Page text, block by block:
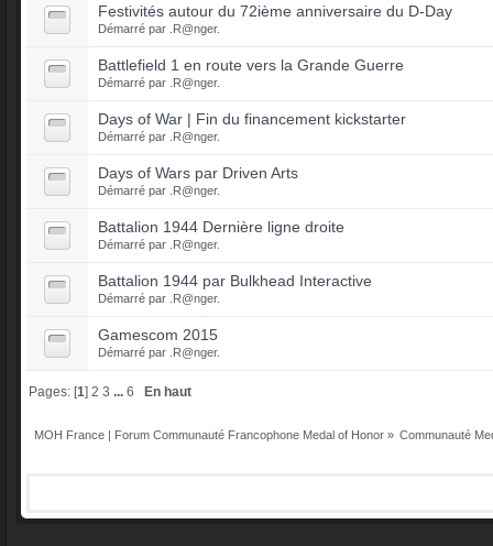
Festivités autour du 72ième anniversaire du D-Day
Démarré par .R@nger.
Battlefield 1 en route vers la Grande Guerre
Démarré par .R@nger.
Days of War | Fin du financement kickstarter
Démarré par .R@nger.
Days of Wars par Driven Arts
Démarré par .R@nger.
Battalion 1944 Dernière ligne droite
Démarré par .R@nger.
Battalion 1944 par Bulkhead Interactive
Démarré par .R@nger.
Gamescom 2015
Démarré par .R@nger.
Pages: [1] 2 3 ...6 En haut
MOH France | Forum Communauté Francophone Medal of Honor» Communauté